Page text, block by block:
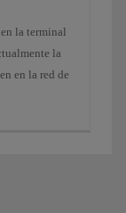
la terminal
la
en la red de